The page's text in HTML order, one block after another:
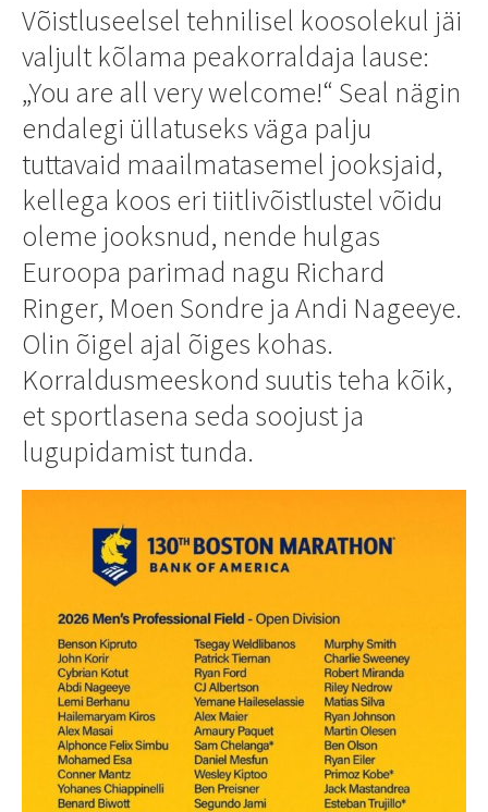
Võistluseelsel tehnilisel koosolekul jäi
valjult kõlama peakorraldaja lause:
„You are all very welcome!“ Seal nägin
endalegi üllatuseks väga palju
tuttavaid maailmatasemel jooksjaid,
kellega koos eri tiitlivõistlustel võidu
oleme jooksnud, nende hulgas
Euroopa parimad nagu Richard
Ringer, Moen Sondre ja Andi Nageeye.
Olin õigel ajal õiges kohas.
Korraldusmeeskond suutis teha kõik,
et sportlasena seda soojust ja
lugupidamist tunda.